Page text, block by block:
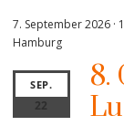
7. September 2026 ·
Hamburg
SEP.
22
8.